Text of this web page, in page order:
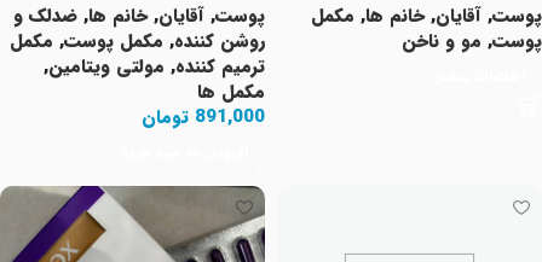
پوست, آقایان,خانم ها, مکمل
پوست, مو و ناخن
پوست, آقایان,خانم ها, ضدلک و
روشن کننده, مکمل پوست, مکمل
ترمیم کننده, مولتی ویتامین,
مکمل ها
891,000 تومان